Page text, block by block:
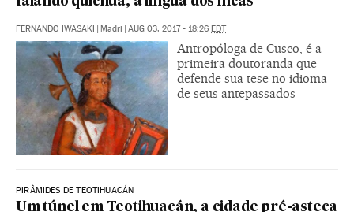
FERNANDO IWASAKI | Madri | AUG 03, 2017 - 18:26 EDT
Antropóloga de Cusco, é a
primeira doutoranda que
defende sua tese no idioma
de seus antepassados
PIRÂMIDES DE TEOTIHUACÁN
Um túnel em Teotihuacán, a cidade pré-asteca